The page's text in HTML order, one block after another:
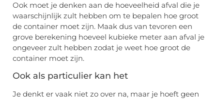
Ook moet je denken aan de hoeveelheid afval die je
waarschijnlijk zult hebben om te bepalen hoe groot
de container moet zijn. Maak dus van tevoren een
grove berekening hoeveel kubieke meter aan afval je
ongeveer zult hebben zodat je weet hoe groot de
container moet zijn.
Ook als particulier kan het
Je denkt er vaak niet zo over na, maar je hoeft geen